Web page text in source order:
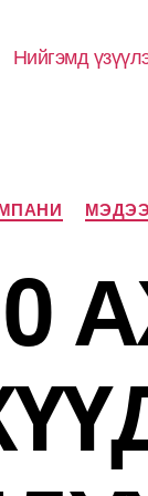
Нийгэмд